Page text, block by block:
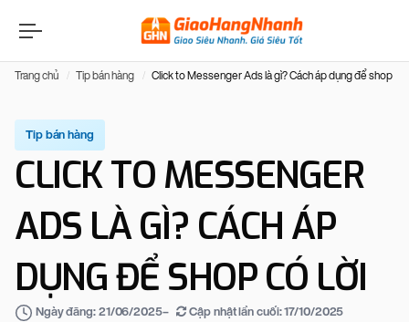
Trang chủ Tip bán hàng Click to Messenger Ads là gì? Cách áp dụng để shop có
Tip bán hàng
CLICK TO MESSENGER
ADS LÀ GÌ? CÁCH ÁP
DỤNG ĐỂ SHOP CÓ LỜI
Ngày đăng: 21/06/2025– Cập nhật lần cuối:17/10/2025